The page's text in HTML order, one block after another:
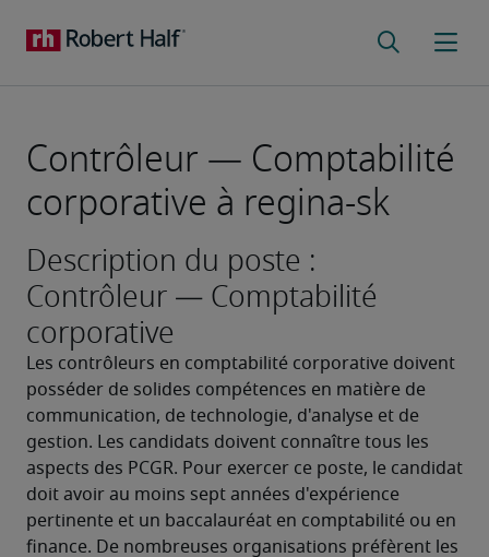
Contrôleur — Comptabilité
corporative à regina-sk
Description du poste :
Contrôleur — Comptabilité
corporative
Les contrôleurs en comptabilité corporative doivent
posséder de solides compétences en matière de
communication, de technologie, d'analyse et de
gestion. Les candidats doivent connaître tous les
aspects des PCGR. Pour exercer ce poste, le candidat
doit avoir au moins sept années d'expérience
pertinente et un baccalauréat en comptabilité ou en
finance. De nombreuses organisations préfèrent les